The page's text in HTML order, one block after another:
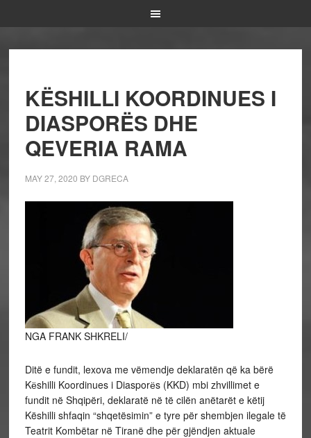
KËSHILLI KOORDINUES I
DIASPORËS DHE
QEVERIA RAMA
MAY 27, 2020 BY DGRECA
NGA FRANK SHKRELI/
Ditë e fundit, lexova me vëmendje deklaratën që ka bërë
Kёshilli Koordinues i Diasporёs (KKD) mbi zhvillimet e
fundit në Shqipëri, deklaratë në të cilën anëtarët e këtij
Këshilli shfaqin “shqetësimin” e tyre për shembjen ilegale të
Teatrit Kombëtar në Tiranë dhe për gjëndjen aktuale